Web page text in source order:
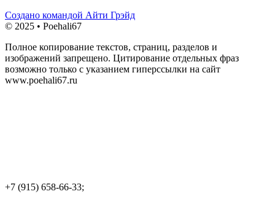
Создано командой Айти Грэйд
© 2025 • Poehali67
Полное копирование текстов, страниц, разделов и
изображений запрещено. Цитирование отдельных фраз
возможно только с указанием гиперссылки на сайт
www.poehali67.ru
+7 (915) 658-66-33;